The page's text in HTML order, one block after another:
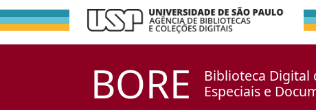
BORE
Biblioteca Digital
Especiais e